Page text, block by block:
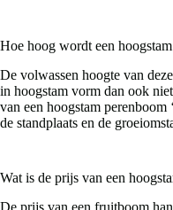
Hoe hoog wordt een
De volwassen hoogte van
in hoogstam vorm dan ook
van een hoogstam
de standplaats en de
Wat is de prijs van een
De prijs van een fruitboom